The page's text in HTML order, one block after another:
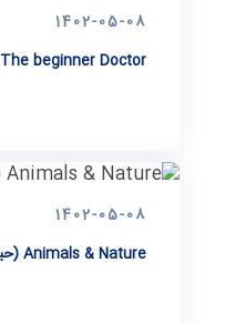
1402-05-08
The beginner Doctor (دكتر تازه كار)
1402-05-08
Animals & Nature (حیوانات و طبیعت)